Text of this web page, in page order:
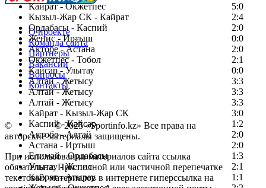
Кайрат - Окжетпес
5:0
Кызыл-Жар СК - Кайрат
2:4
Ордабасы - Каспий
2:0
Женис - Иртыш
0:0
Актобе - Астана
2:0
Окжетпес - Тобол
2:1
Кайсар - Улытау
0:0
Алтай - Жетысу
3:3
Алтай - Жетысу
3:3
Алтай - Жетысу
3:3
Кайрат - Кызыл-Жар СК
3:0
Каспий - Кайсар
1:2
Актобе - Алтай
2:0
Астана - Иртыш
2:0
Елимай - Ордабасы
1:3
Улытау - Женис
2:1
Кайрат - Атырау
1:1
О проекте
Команда сайта
Партнеры
Вакансии
Вопросы
Контакты
© Copyright© 2025 «Sportinfo.kz» Все права на
авторские материалы защищены.
При использовании материалов сайта ссылка
обязательна. При полной или частичной перепечатке
текстовых материалов в интернете гиперссылка на